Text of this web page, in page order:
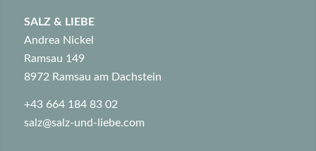
SALZ & LIEBE
Andrea Nickel
Ramsau 149
8972 Ramsau am Dachstein
+43 664 184 83 02
salz@salz-und-liebe.com